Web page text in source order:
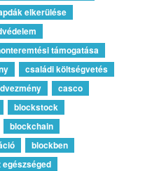
elkerülése
támogatása
családi költségvetés
casco
blockstock
blockchain
blockben